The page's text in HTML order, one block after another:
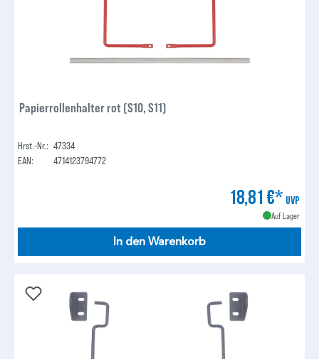
Papierrollenhalter rot (S10, S11)
Hrst.-Nr.: 47334
EAN:
4714123794772
18,81 €* UVP
Auf Lager
In den Warenkorb